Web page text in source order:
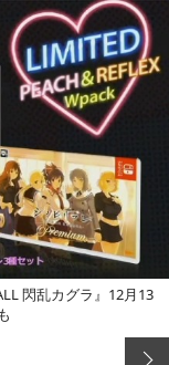
閃乱カグラ』12月13